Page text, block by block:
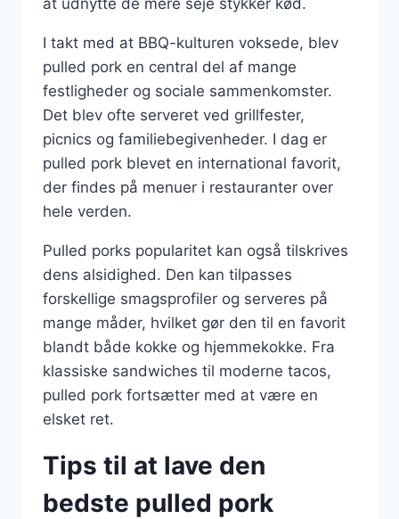
I takt med at BBQ-kulturen voksede, blev
pulled pork en central del af mange
festligheder og sociale sammenkomster.
Det blev ofte serveret ved grillfester,
picnics og familiebegivenheder. I dag er
pulled pork blevet en international favorit,
der findes på menuer i restauranter over
hele verden.
Pulled porks popularitet kan også tilskrives
dens alsidighed. Den kan tilpasses
forskellige smagsprofiler og serveres på
mange måder, hvilket gør den til en favorit
blandt både kokke og hjemmekokke. Fra
klassiske sandwiches til moderne tacos,
pulled pork fortsætter med at være en
elsket ret.
Tips til at lave den
bedste pulled pork